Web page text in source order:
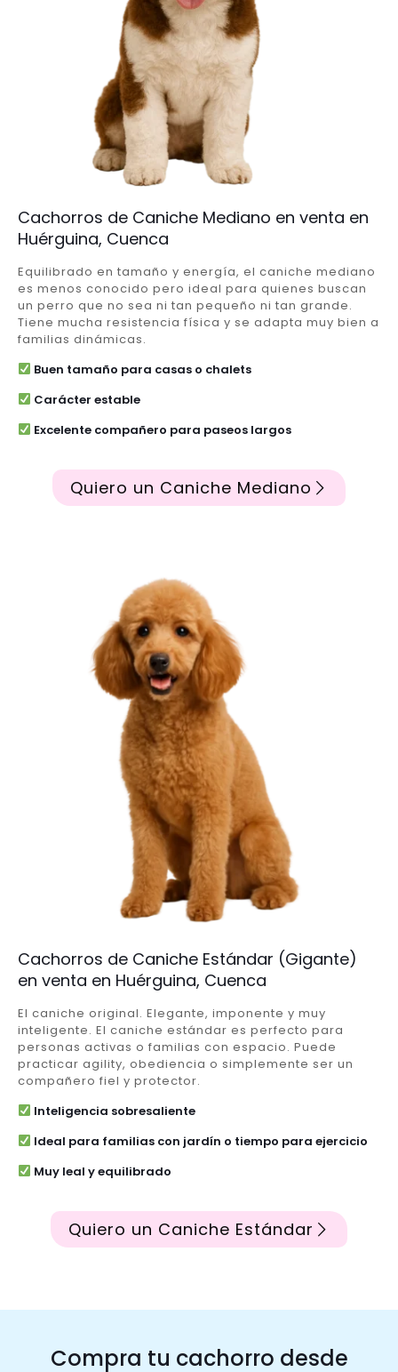
Cachorros de Caniche Mediano en venta en
Huérguina, Cuenca
Equilibrado en tamaño y energía, el caniche mediano
es menos conocido pero ideal para quienes buscan
un perro que no sea ni tan pequeño ni tan grande.
Tiene mucha resistencia física y se adapta muy bien a
familias dinámicas.
Buen tamaño para casas o chalets
Carácter estable
Excelente compañero para paseos largos
Quiero un Caniche Mediano
Cachorros de Caniche Estándar (Gigante)
en venta en Huérguina, Cuenca
El caniche original. Elegante, imponente y muy
inteligente. El caniche estándar es perfecto para
personas activas o familias con espacio. Puede
practicar agility, obediencia o simplemente ser un
compañero fiel y protector.
Inteligencia sobresaliente
Ideal para familias con jardín o tiempo para ejercicio
Muy leal y equilibrado
Quiero un Caniche Estándar
Compra tu cachorro desde